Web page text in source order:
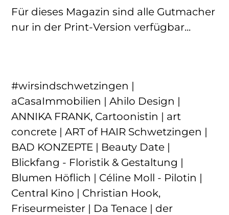
Für dieses Magazin sind alle Gutmacher
nur in der Print-Version verfügbar...
#wirsindschwetzingen |
aCasaImmobilien | Ahilo Design |
ANNIKA FRANK, Cartoonistin | art
concrete | ART of HAIR Schwetzingen |
BAD KONZEPTE | Beauty Date |
Blickfang - Floristik & Gestaltung |
Blumen Höflich | Céline Moll - Pilotin |
Central Kino | Christian Hook,
Friseurmeister | Da Tenace | der